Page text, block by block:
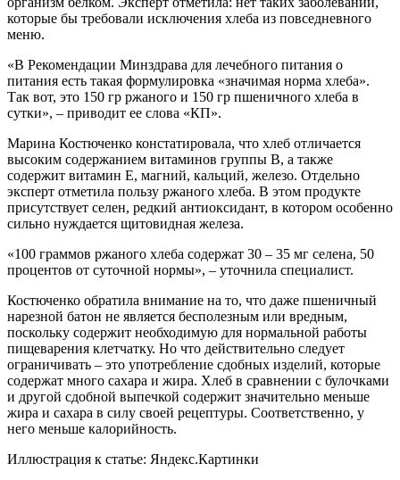
которые бы требовали исключения хлеба из повседневного
меню.
«В Рекомендации Минздрава для лечебного питания о
питания есть такая формулировка «значимая норма хлеба».
Так вот, это 150 гр ржаного и 150 гр пшеничного хлеба в
сутки», – приводит ее слова «КП».
Марина Костюченко констатировала, что хлеб отличается
высоким содержанием витаминов группы В, а также
содержит витамин Е, магний, кальций, железо. Отдельно
эксперт отметила пользу ржаного хлеба. В этом продукте
присутствует селен, редкий антиоксидант, в котором особенно
сильно нуждается щитовидная железа.
«100 граммов ржаного хлеба содержат 30 – 35 мг селена, 50
процентов от суточной нормы», – уточнила специалист.
Костюченко обратила внимание на то, что даже пшеничный
нарезной батон не является бесполезным или вредным,
поскольку содержит необходимую для нормальной работы
пищеварения клетчатку. Но что действительно следует
ограничивать – это употребление сдобных изделий, которые
содержат много сахара и жира. Хлеб в сравнении с булочками
и другой сдобной выпечкой содержит значительно меньше
жира и сахара в силу своей рецептуры. Соответственно, у
него меньше калорийность.
Иллюстрация к статье: Яндекс.Картинки